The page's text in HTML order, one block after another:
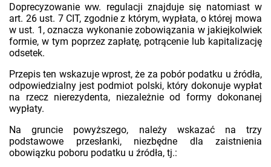
Doprecyzowanie ww. regulacji znajduje się natomiast w
art. 26 ust. 7 CIT, zgodnie z którym, wypłata, o której mowa
w ust. 1, oznacza wykonanie zobowiązania w jakiejkolwiek
formie, w tym poprzez zapłatę, potrącenie lub kapitalizację
odsetek.
Przepis ten wskazuje wprost, że za pobór podatku u źródła,
odpowiedzialny jest podmiot polski, który dokonuje wypłat
na rzecz nierezydenta, niezależnie od formy dokonanej
wypłaty.
Na gruncie powyższego, należy wskazać na trzy
podstawowe przesłanki, niezbędne dla zaistnienia
obowiązku poboru podatku u źródła, tj.: